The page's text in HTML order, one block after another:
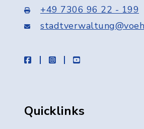
+49 7306 96 22 - 199
facebookinstagramyoutube
Quicklinks